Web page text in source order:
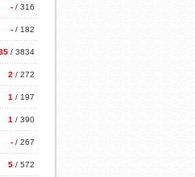
- / 316
- / 182
/ 3834
2 / 272
1 / 197
1 / 390
- / 267
5 / 572